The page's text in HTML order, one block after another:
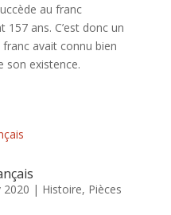
au franc
ans. C’est donc un
franc avait connu bien
son existence.
2020 | Histoire, Pièces